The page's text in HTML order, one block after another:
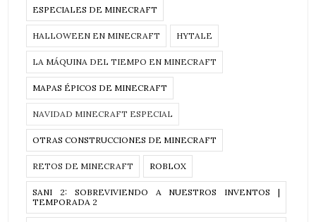
ESPECIALES DE MINECRAFT
HALLOWEEN EN MINECRAFT HYTALE
LA MÁQUINA DEL TIEMPO EN MINECRAFT
MAPAS ÉPICOS DE MINECRAFT
NAVIDAD MINECRAFT ESPECIAL
OTRAS CONSTRUCCIONES DE MINECRAFT
RETOS DE MINECRAFT ROBLOX
SANI 2: SOBREVIVIENDO A NUESTROS INVENTOS |
TEMPORADA 2